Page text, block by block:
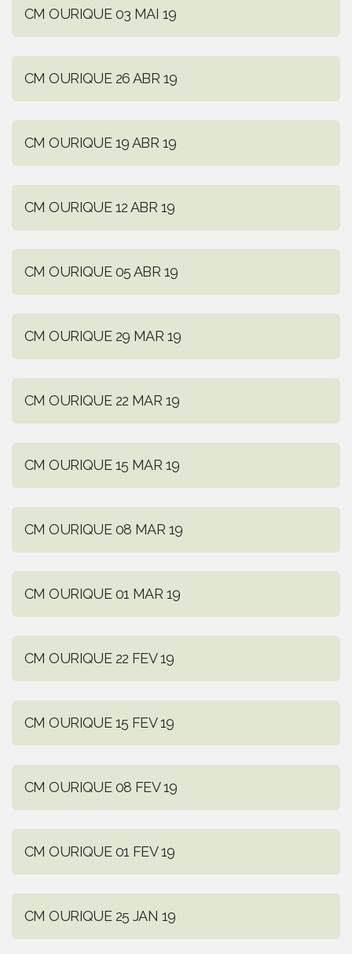
CM OURIQUE 03 MAI 19
CM OURIQUE 26 ABR 19
CM OURIQUE 19 ABR 19
CM OURIQUE 12 ABR 19
CM OURIQUE 05 ABR 19
CM OURIQUE 29 MAR 19
CM OURIQUE 22 MAR 19
CM OURIQUE 15 MAR 19
CM OURIQUE 08 MAR 19
CM OURIQUE 01 MAR 19
CM OURIQUE 22 FEV 19
CM OURIQUE 15 FEV 19
CM OURIQUE 08 FEV 19
CM OURIQUE 01 FEV 19
CM OURIQUE 25 JAN 19